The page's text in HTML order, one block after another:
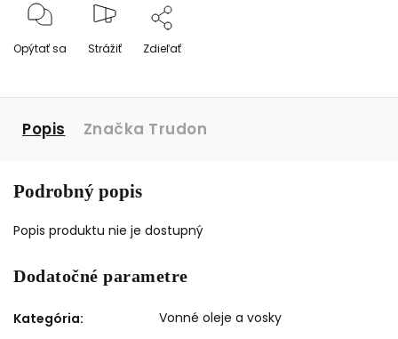
Opýtať sa Strážiť Zdieľať
Popis Značka Trudon
Podrobný popis
Popis produktu nie je dostupný
Dodatočné parametre
Kategória:
Vonné oleje a vosky